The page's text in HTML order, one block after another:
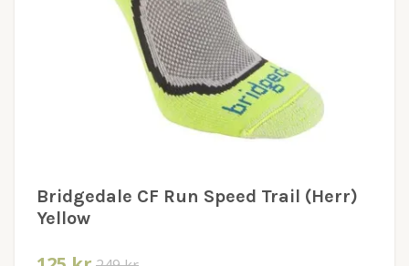
Bridgedale CF Run Speed Trail (Herr)
Yellow